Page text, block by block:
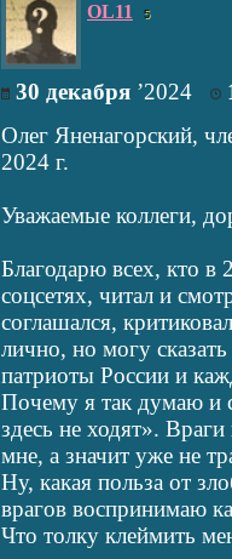
OL11 5
30 декабря ’2024
Олег Яненагорский,
2024 г.
Уважаемые коллеги,
Благодарю всех, кто в
соцсетях, читал и
соглашался,
лично, но могу
патриоты России и
Почему я так думаю и
здесь не ходят».
мне, а значит уже не
Ну, какая польза от
врагов воспринимаю
Что толку клеймить